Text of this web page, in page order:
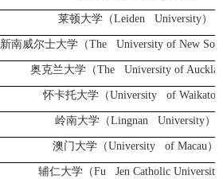
莱顿大学（Leiden University）
新南威尔士大学（The University of New
奥克兰大学（The University of
怀卡托大学（University of Waikato
岭南大学（Lingnan University）
澳门大学（University of Macau）
辅仁大学（Fu Jen Catholic University